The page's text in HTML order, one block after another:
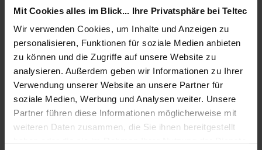
Mit Cookies alles im Blick... Ihre Privatsphäre bei Teltec
Wir verwenden Cookies, um Inhalte und Anzeigen zu
personalisieren, Funktionen für soziale Medien anbieten
zu können und die Zugriffe auf unsere Website zu
analysieren. Außerdem geben wir Informationen zu Ihrer
Verwendung unserer Website an unsere Partner für
soziale Medien, Werbung und Analysen weiter. Unsere
Partner führen diese Informationen möglicherweise mit
weiteren Daten zusammen, die Sie ihnen bereitgestellt
Infos zu Hersteller & Produktsicherheit
Folgende Infos zum Hersteller sind verfübar...... mehr
Weitere Artikel von ULCS ansehen